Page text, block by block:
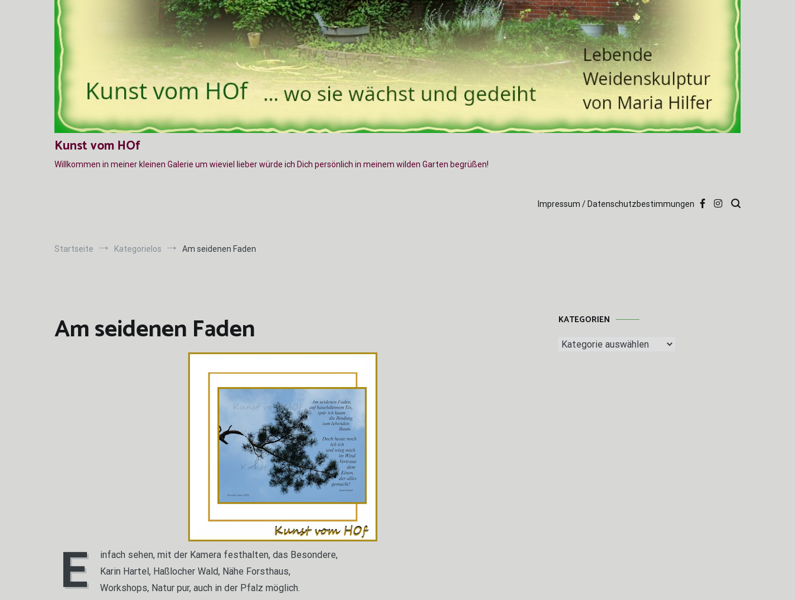
Kunst vom HOf
Willkommen in meiner kleinen Galerie um wieviel lieber würde ich Dich persönlich in meinem wilden Garten begrüßen!
Impressum / Datenschutzbestimmungen
Startseite Kategorielos Am seidenen Faden
Am seidenen Faden
E
infach sehen, mit der Kamera festhalten, das Besondere,
Karin Hartel, Haßlocher Wald, Nähe Forsthaus,
Workshops, Natur pur, auch in der Pfalz möglich.
KATEGORIEN
Kategorien